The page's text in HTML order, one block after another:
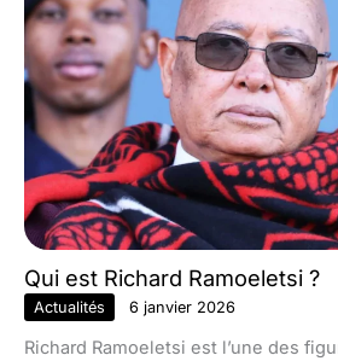
Qui est Richard Ramoeletsi ?
Actualités 6 janvier 2026
Richard Ramoeletsi est l’une des